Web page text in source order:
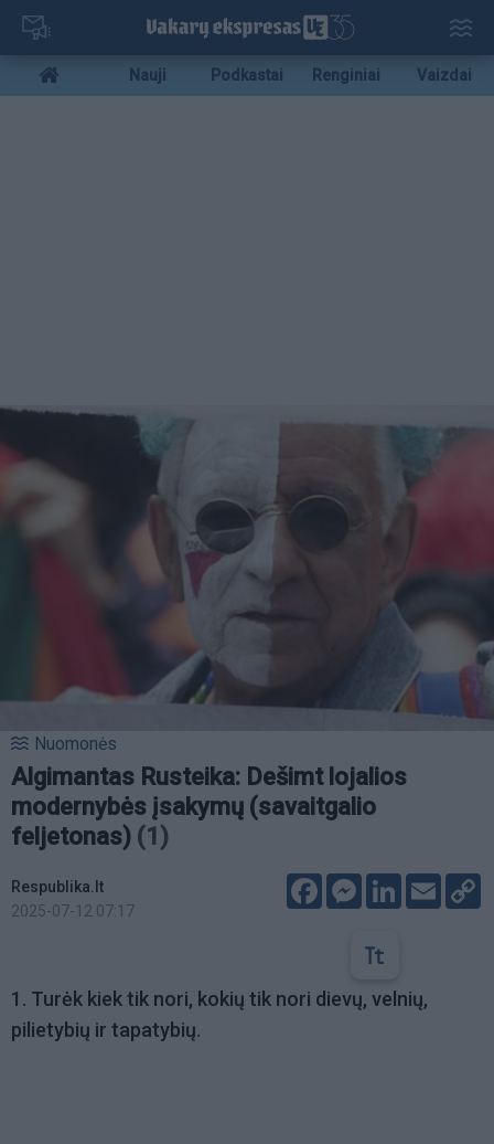
Pereiti
pagrindinį
turinį
Mobile
menu
Nauji Podkastai Renginiai Vaizdai
Nuomonės
Algimantas Rusteika: Dešimt lojalios
modernybės įsakymų (savaitgalio
feljetonas) (1)
Respublika.lt
2025-07-12 07:17
FacebookMessenger
LinkedIn
Email
1. Turėk kiek tik nori, kokių tik nori dievų, velnių,
pilietybių ir tapatybių.